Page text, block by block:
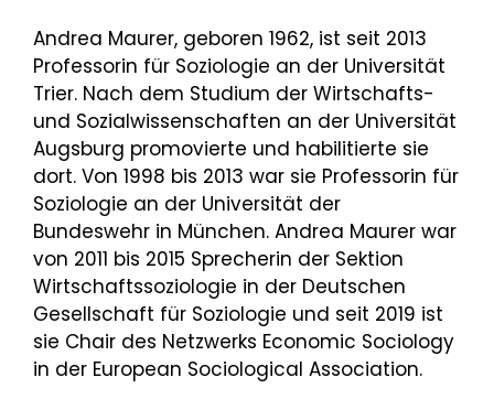
Andrea Maurer, geboren 1962, ist seit 2013
Professorin für Soziologie an der Universität
Trier. Nach dem Studium der Wirtschafts-
und Sozialwissenschaften an der Universität
Augsburg promovierte und habilitierte sie
dort. Von 1998 bis 2013 war sie Professorin für
Soziologie an der Universität der
Bundeswehr in München. Andrea Maurer war
von 2011 bis 2015 Sprecherin der Sektion
Wirtschaftssoziologie in der Deutschen
Gesellschaft für Soziologie und seit 2019 ist
sie Chair des Netzwerks Economic Sociology
in der European Sociological Association.